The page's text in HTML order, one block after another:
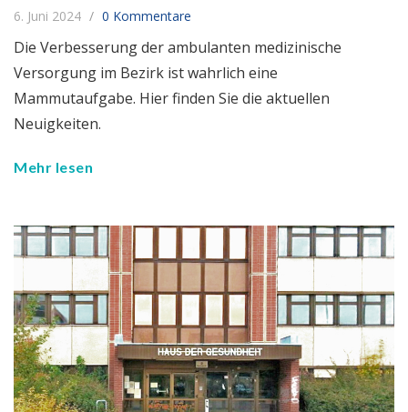
6. Juni 2024 0 Kommentare
Die Verbesserung der ambulanten medizinische
Versorgung im Bezirk ist wahrlich eine
Mammutaufgabe. Hier finden Sie die aktuellen
Neuigkeiten.
Mehr lesen